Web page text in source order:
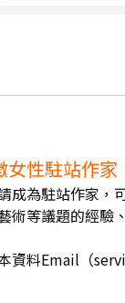
女性駐站作家
成為駐站作家
術等議題的經驗
資料Email（